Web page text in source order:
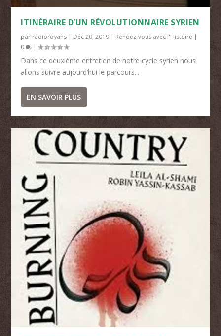
ITINÉRAIRE D’UN RÉVOLUTIONNAIRE SYRIEN
par radioroyans | Déc 20, 2019 | Rendez-vous avec l'Histoire |
0
|
Dans ce deuxième entretien de notre cycle syrien nous
allons suivre aujourd’hui le parcours...
EN SAVOIR PLUS